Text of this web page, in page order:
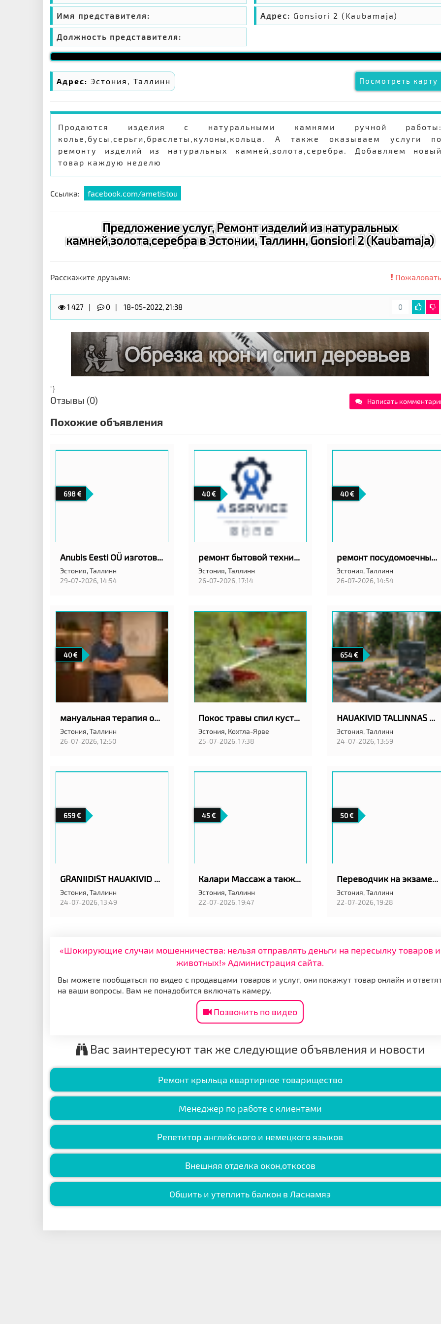
Имя представителя:
Должность представителя:
Адрес: Gonsiori 2 (Kaubamaja)
Адрес: Эстония, Таллинн Посмотреть карту
Продаются изделия с натуральными камнями ручной
колье,бусы,серьги,браслеты,кулоны,кольца. А также оказываем услуги
ремонту изделий из натуральных камней,золота,серебра. Добавляем
товар каждую неделю
Ссылка: facebook.com/ametistou
Предложение услуг, Ремонт изделий из натуральных
камней,золота,серебра в Эстонии, Таллинн, Gonsiori 2 (Kaubamaja)
Расскажите друзьям:
1 427 0 18-05-2022, 21:38 0
"}
Отзывы (0) Написать
Похожие объявления
698
Anubis Eesti OÜ изготовление гранитных памятников
Эстония,Таллинн
29-07-2026, 14:54
40
ремонт бытовой техники
Эстония,Таллинн
26-07-2026, 17:14
40
ремонт посудомоечных машин на дому с гарантией качество!
Эстония,Таллинн
26-07-2026, 14:54
40
мануальная терапия остеопат
Эстония,Таллинн
26-07-2026, 12:50
Покос травы спил кустов
Эстония, Кохтла-Ярве
25-07-2026, 17:38
654
HAUAKIVID TALLINNAS ANUBIS EESTI OÜ
Эстония,Таллинн
24-07-2026, 13:59
659
GRANIIDIST HAUAKIVID TALLINNAS ANUBIS EESTI OÜ
Эстония,Таллинн
24-07-2026, 13:49
45
Калари Массаж а также классический шведский
Эстония,Таллинн
22-07-2026, 19:47
50
Переводчик на экзамен в АРК в Таллинн
Эстония,Таллинн
22-07-2026, 19:28
«Шокирующие случаи мошенничества: нельзя отправлять деньги на пересылку товаров и
животных!» Администрация сайта.
Вы можете пообщаться по видео с продавцами товаров и услуг, они покажут товар онлайн и
на ваши вопросы. Вам не понадобится включать камеру.
Позвонить по видео
Вас заинтересуют так же следующие объявления и новости
Ремонт крыльца квартирное товарищество
Менеджер по работе с клиентами
Репетитор английского и немецкого языков
Внешняя отделка окон,откосов
Обшить и утеплить балкон в Ласнамяэ